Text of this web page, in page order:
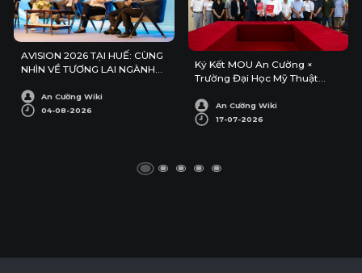
AVISION 2026 TẠI HUẾ: CÙNG
NHÌN VỀ TƯƠNG LAI NGÀNH
An Cường Wiki
04-08-2026
Ký Kết MOU An Cường ×
Trường Đại Học Mỹ Thuật
An Cường Wiki
17-07-2026